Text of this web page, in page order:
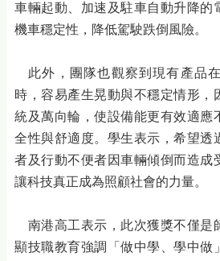
車輛起動、加速及駐車自動升降的
機車穩定性，降低駕駛跌倒風險。
此外，團隊也觀察到現有產品
時，容易產生晃動與不穩定情形，
統及萬向輪，使設備能更有效適應
全性與舒適度。學生表示，希望透
者及行動不便者因車輛傾倒而造成
讓科技真正成為照顧社會的力量。
南港高工表示，此次獲獎不僅是
顯技職教育強調「做中學、學中做